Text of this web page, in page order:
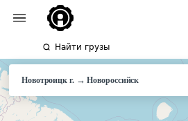
Найти грузы
Новотроицк г.→Новороссийск